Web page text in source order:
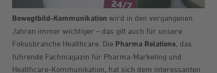
Bewegtbild-Kommunikation wird in den vergangenen
Jahren immer wichtiger – das gilt auch für unsere
Fokusbranche Healthcare. Die Pharma Relations, das
führende Fachmagazin für Pharma-Marketing und
Healthcare-Kommunikation, hat sich dem interessanten